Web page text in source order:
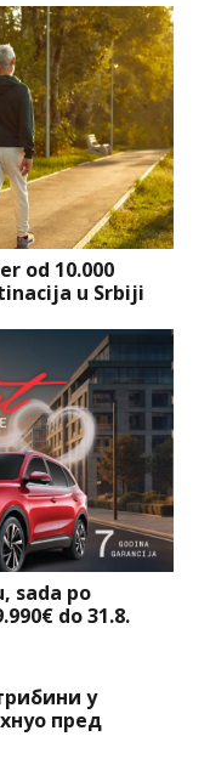
od 10.000
u Srbiji
sada po
do 31.8.
у
пред